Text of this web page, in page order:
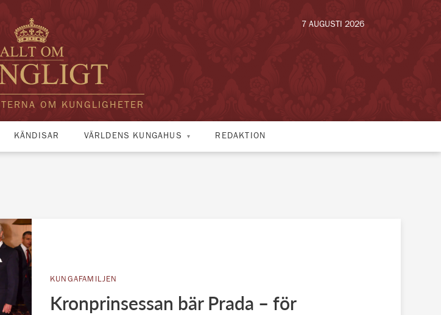
OM KUNGLIGHETER
7 AUGUSTI 2026
KÄNDISAR VÄRLDENS KUNGAHUS REDAKTION
KUNGAFAMILJEN
Kronprinsessan bär Prada – för